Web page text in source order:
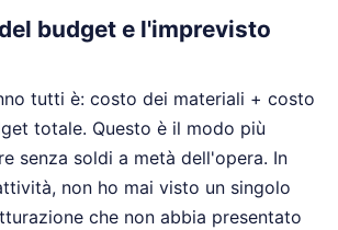
budget e l'imprevisto
tutti è: costo dei materiali + costo
totale. Questo è il modo più
senza soldi a metà dell'opera. In
non ho mai visto un singolo
che non abbia presentato